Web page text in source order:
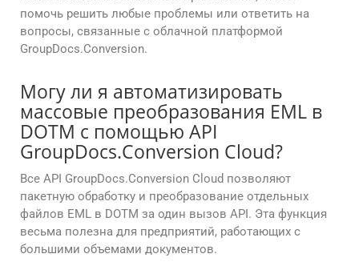
помочь решить любые проблемы или ответить на
вопросы, связанные с облачной платформой
GroupDocs.Conversion.
Могу ли я автоматизировать
массовые преобразования EML в
DOTM с помощью API
GroupDocs.Conversion Cloud?
Все API GroupDocs.Conversion Cloud позволяют
пакетную обработку и преобразование отдельных
файлов EML в DOTM за один вызов API. Эта функция
весьма полезна для предприятий, работающих с
большими объемами документов.